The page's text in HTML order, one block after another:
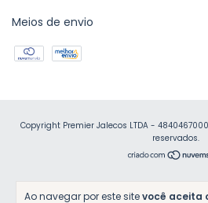
Ao navegar por este sitevocê aceita
Meios de envio
Copyright Premier Jalecos LTDA -
reservados.